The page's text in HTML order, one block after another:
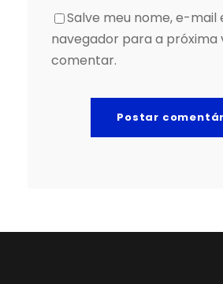
Salve meu nome, e-mail
navegador para a próxima
comentar.